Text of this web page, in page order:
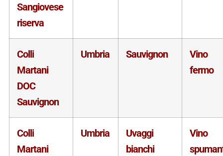
Sangiovese
riserva
Colli
Martani
DOC
Sauvignon
Umbria Sauvignon
Vino
fermo
Colli
Martani
Umbria
Uvaggi
bianchi
Vino